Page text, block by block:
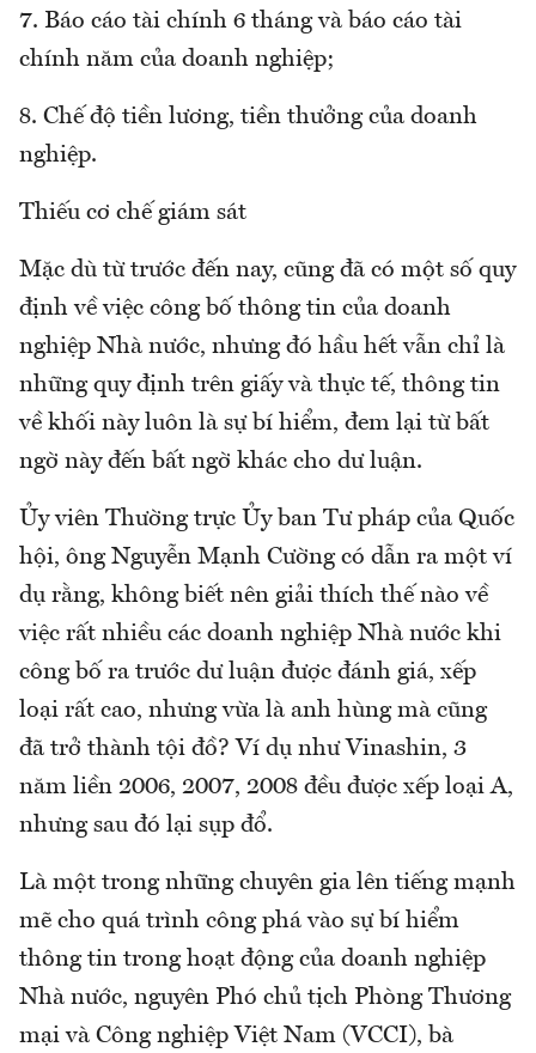
7. Báo cáo tài chính 6 tháng và báo cáo tài
chính năm của doanh nghiệp;
8. Chế độ tiền lương, tiền thưởng của doanh
nghiệp.
Thiếu cơ chế giám sát
Mặc dù từ trước đến nay, cũng đã có một số quy
định về việc công bố thông tin của doanh
nghiệp Nhà nước, nhưng đó hầu hết vẫn chỉ là
những quy định trên giấy và thực tế, thông tin
về khối này luôn là sự bí hiểm, đem lại từ bất
ngờ này đến bất ngờ khác cho dư luận.
Ủy viên Thường trực Ủy ban Tư pháp của Quốc
hội, ông Nguyễn Mạnh Cường có dẫn ra một ví
dụ rằng, không biết nên giải thích thế nào về
việc rất nhiều các doanh nghiệp Nhà nước khi
công bố ra trước dư luận được đánh giá, xếp
loại rất cao, nhưng vừa là anh hùng mà cũng
đã trở thành tội đồ? Ví dụ như Vinashin, 3
năm liền 2006, 2007, 2008 đều được xếp loại A,
nhưng sau đó lại sụp đổ.
Là một trong những chuyên gia lên tiếng mạnh
mẽ cho quá trình công phá vào sự bí hiểm
thông tin trong hoạt động của doanh nghiệp
Nhà nước, nguyên Phó chủ tịch Phòng Thương
mại và Công nghiệp Việt Nam (VCCI), bà